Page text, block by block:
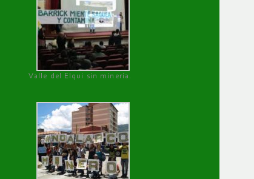
Valle del Elqui sin minería.